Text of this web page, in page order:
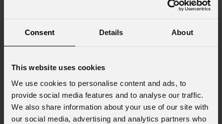
Consent Details About
This website uses cookies
We use cookies to personalise content and ads, to
provide social media features and to analyse our traffic.
We also share information about your use of our site with
our social media, advertising and analytics partners who
Messaggio